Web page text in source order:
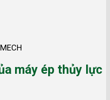
máy ép thủy lực